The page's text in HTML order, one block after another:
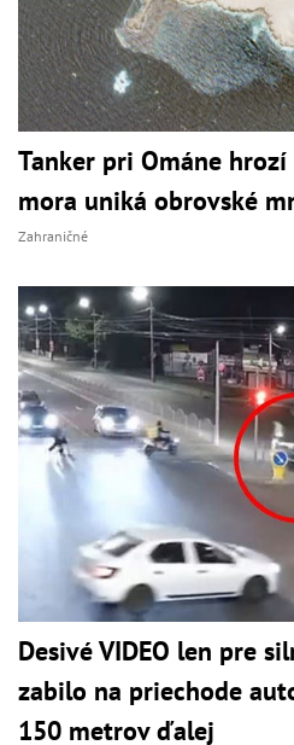
Tanker pri Ománe
mora uniká obrovské
Zahraničné
Desivé VIDEO len pre
zabilo na priechode
150 metrov ďalej